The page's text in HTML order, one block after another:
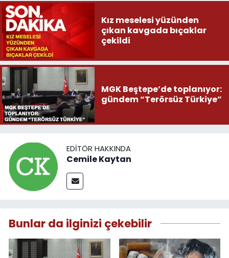
Kız meselesi yüzünden
çıkan kavgada bıçaklar
çekildi
MGK Beştepe’de toplanıyor:
gündem “Terörsüz Türkiye”
EDITÖR HAKKINDA
Cemile Kaytan
Bunlar da ilginizi çekebilir